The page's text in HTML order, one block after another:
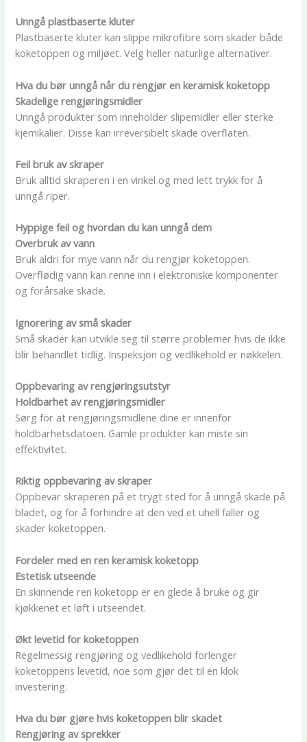
Unngå plastbaserte kluter
Plastbaserte kluter kan slippe mikrofibre som skader både
koketoppen og miljøet. Velg heller naturlige alternativer.
Hva du bør unngå når du rengjør en keramisk koketopp
Skadelige rengjøringsmidler
Unngå produkter som inneholder slipemidler eller sterke
kjemikalier. Disse kan irreversibelt skade overflaten.
Feil bruk av skraper
Bruk alltid skraperen i en vinkel og med lett trykk for å
unngå riper.
Hyppige feil og hvordan du kan unngå dem
Overbruk av vann
Bruk aldri for mye vann når du rengjør koketoppen.
Overflødig vann kan renne inn i elektroniske komponenter
og forårsake skade.
Ignorering av små skader
Små skader kan utvikle seg til større problemer hvis de ikke
blir behandlet tidlig. Inspeksjon og vedlikehold er nøkkelen.
Oppbevaring av rengjøringsutstyr
Holdbarhet av rengjøringsmidler
Sørg for at rengjøringsmidlene dine er innenfor
holdbarhetsdatoen. Gamle produkter kan miste sin
effektivitet.
Riktig oppbevaring av skraper
Oppbevar skraperen på et trygt sted for å unngå skade på
bladet, og for å forhindre at den ved et uhell faller og
skader koketoppen.
Fordeler med en ren keramisk koketopp
Estetisk utseende
En skinnende ren koketopp er en glede å bruke og gir
kjøkkenet et løft i utseendet.
Økt levetid for koketoppen
Regelmessig rengjøring og vedlikehold forlenger
koketoppens levetid, noe som gjør det til en klok
investering.
Hva du bør gjøre hvis koketoppen blir skadet
Rengjøring av sprekker